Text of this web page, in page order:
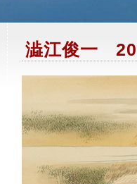
澁江俊一 20